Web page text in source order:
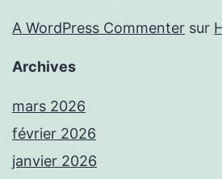
A WordPress Commenter sur
Archives
mars 2026
février 2026
janvier 2026